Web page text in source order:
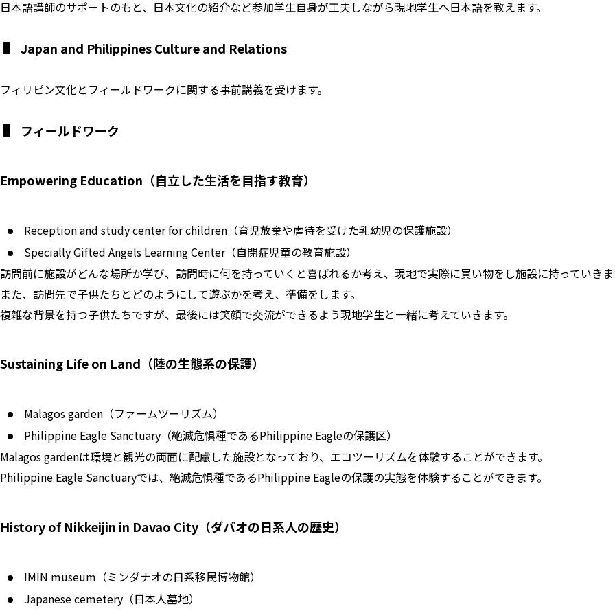
日本語講師のサポートのもと、日本文化の紹介など参加学生自身が工夫しながら現地学生へ日本語を教えます。
Japan and Philippines Culture and Relations
フィリピン文化とフィールドワークに関する事前講義を受けます。
フィールドワーク
Empowering Education（自立した生活を目指す教育）
Reception and study center for children（育児放棄や虐待を受けた乳幼児の保護施設）
Specially Gifted Angels Learning Center（自閉症児童の教育施設）
訪問前に施設がどんな場所か学び、訪問時に何を持っていくと喜ばれるか考え、現地で実際に買い物をし施設に持っていき
また、訪問先で子供たちとどのようにして遊ぶかを考え、準備をします。
複雑な背景を持つ子供たちですが、最後には笑顔で交流ができるよう現地学生と一緒に考えていきます。
Sustaining Life on Land（陸の生態系の保護）
Malagos garden（ファームツーリズム）
Philippine Eagle Sanctuary（絶滅危惧種であるPhilippine Eagleの保護区）
Malagos gardenは環境と観光の両面に配慮した施設となっており、エコツーリズムを体験することができます。
Philippine Eagle Sanctuaryでは、絶滅危惧種であるPhilippine Eagleの保護の実態を体験することができます。
History of Nikkeijin in Davao City（ダバオの日系人の歴史）
IMIN museum（ミンダナオの日系移民博物館）
Japanese cemetery（日本人墓地）